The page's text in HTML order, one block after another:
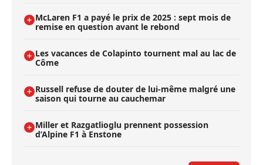
McLaren F1 a payé le prix de 2025 : sept mois de
remise en question avant le rebond
Les vacances de Colapinto tournent mal au lac de
Côme
Russell refuse de douter de lui-même malgré une
saison qui tourne au cauchemar
Miller et Razgatlioglu prennent possession
d’Alpine F1 à Enstone